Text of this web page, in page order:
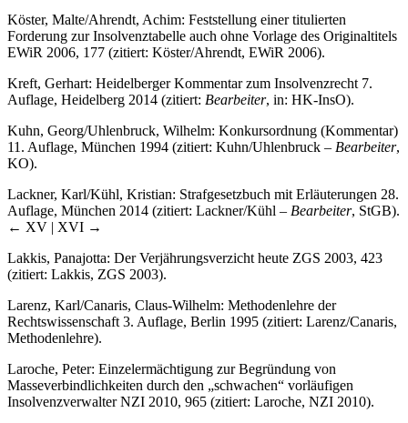
Köster, Malte/Ahrendt, Achim: Feststellung einer titulierten
Forderung zur Insolvenztabelle auch ohne Vorlage des Originaltitels
EWiR 2006, 177 (zitiert: Köster/Ahrendt, EWiR 2006).
Kreft, Gerhart: Heidelberger Kommentar zum Insolvenzrecht 7.
Auflage, Heidelberg 2014 (zitiert: Bearbeiter, in: HK-InsO).
Kuhn, Georg/Uhlenbruck, Wilhelm: Konkursordnung (Kommentar)
11. Auflage, München 1994 (zitiert: Kuhn/Uhlenbruck – Bearbeiter,
KO).
Lackner, Karl/Kühl, Kristian: Strafgesetzbuch mit Erläuterungen 28.
Auflage, München 2014 (zitiert: Lackner/Kühl – Bearbeiter, StGB).
← XV | XVI →
Lakkis, Panajotta: Der Verjährungsverzicht heute ZGS 2003, 423
(zitiert: Lakkis, ZGS 2003).
Larenz, Karl/Canaris, Claus-Wilhelm: Methodenlehre der
Rechtswissenschaft 3. Auflage, Berlin 1995 (zitiert: Larenz/Canaris,
Methodenlehre).
Laroche, Peter: Einzelermächtigung zur Begründung von
Masseverbindlichkeiten durch den „schwachen“ vorläufigen
Insolvenzverwalter NZI 2010, 965 (zitiert: Laroche, NZI 2010).